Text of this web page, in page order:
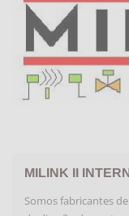
MILINK II
Somos fabricantes